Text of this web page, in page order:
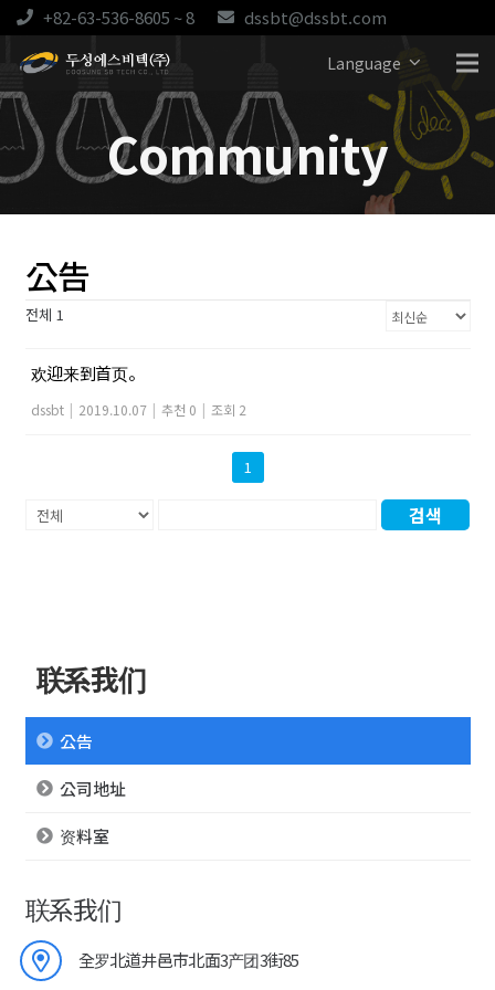
+82-63-536-8605 ~ 8 dssbt@dssbt.com
Language
Community
公告
전체 1
欢迎来到首页。
dssbt | 2019.10.07 | 추천 0 | 조회 2
1
검색
联系我们
公告
公司地址
资料室
联系我们
全罗北道井邑市北面3产团3街85